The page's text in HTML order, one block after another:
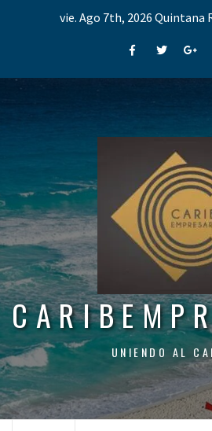
vie. Ago 7th, 2026 Quintana
FacebookTwitter
UNIENDO AL